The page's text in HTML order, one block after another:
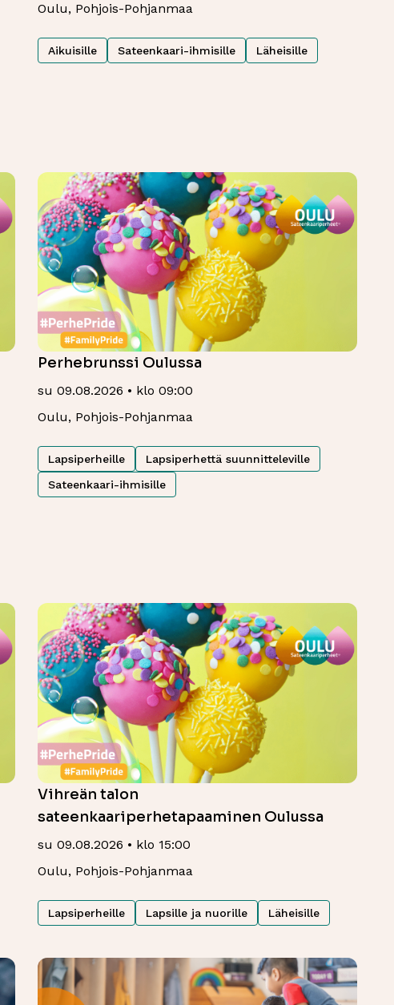
Oulu, Pohjois-Pohjanmaa
Aikuisille Sateenkaari-ihmisille Läheisille
Perhebrunssi Oulussa
su 09.08.2026 • klo 09:00
Oulu, Pohjois-Pohjanmaa
Lapsiperheille
Lapsiperhettä suunnitteleville
Sateenkaari-ihmisille
Vihreän talon
sateenkaariperhetapaaminen Oulussa
su 09.08.2026 • klo 15:00
Oulu, Pohjois-Pohjanmaa
Lapsiperheille Lapsille ja nuorille Läheisille